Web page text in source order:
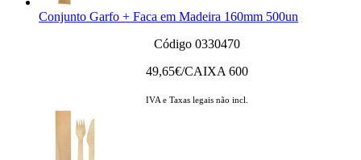
Conjunto Garfo + Faca em Madeira 160mm 500un
Código 0330470
49,65€/CAIXA 600
IVA e Taxas legais não incl.